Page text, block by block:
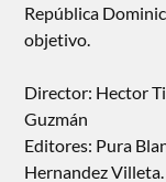
República
objetivo.
Director: Hector
Guzmán
Editores: Pura
Hernandez Villeta.